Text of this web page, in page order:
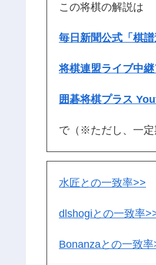
この将棋の解説は
毎日新聞公式「棋譜
将棋連盟ライブ中
囲碁将棋プラス
で（※ただし、一定
水匠との一致率>>
dlshogiとの一致率
Bonanzaとの一致率